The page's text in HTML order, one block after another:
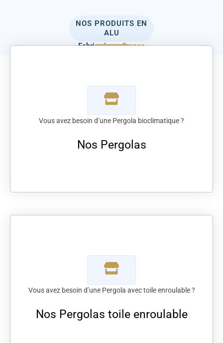
NOS PRODUITS EN
ALU
Fabriquésen France
Vous avez besoin d’une Pergola bioclimatique ?
Nos Pergolas
Vous avez besoin d’une Pergola avec toile enroulable ?
Nos Pergolas toile enroulable